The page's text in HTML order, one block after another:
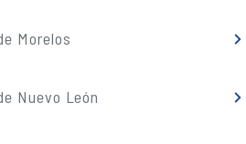
Morelos
Nuevo León